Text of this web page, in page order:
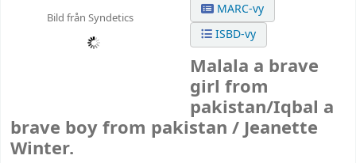
Bild från Syndetics
MARC-vy
ISBD-vy
Malala a brave
girl from
pakistan/Iqbal a
brave boy from pakistan / Jeanette
Winter.